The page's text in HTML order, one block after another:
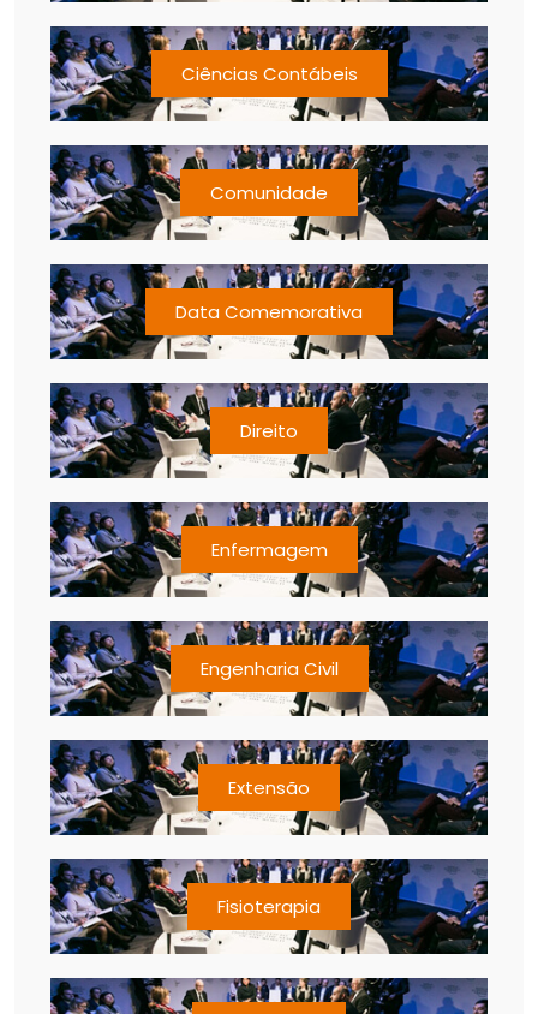
Ciências Contábeis
Comunidade
Data Comemorativa
Direito
Enfermagem
Engenharia Civil
Extensão
Fisioterapia